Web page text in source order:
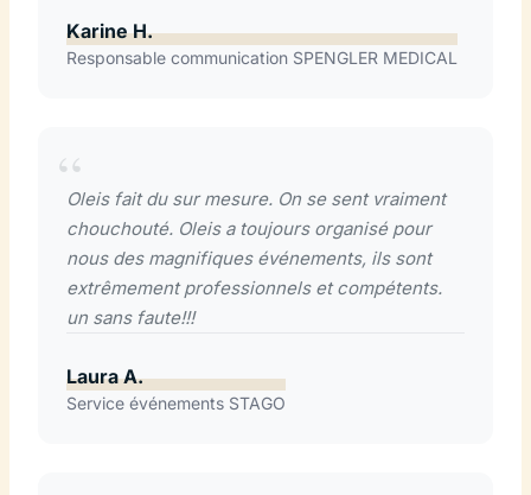
Karine H.
Responsable communication SPENGLER MEDICAL
Oleis fait du sur mesure. On se sent vraiment
chouchouté. Oleis a toujours organisé pour
nous des magnifiques événements, ils sont
extrêmement professionnels et compétents.
un sans faute!!!
Laura A.
Service événements STAGO